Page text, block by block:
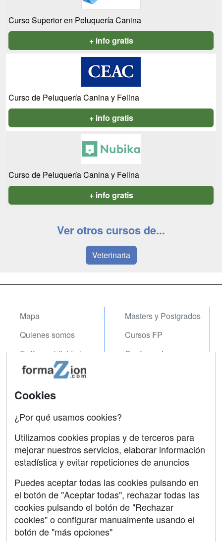
Curso Superior en Peluquería Canina
+ info gratis
Curso de Peluquería Canina y Felina
+ info gratis
Curso de Peluquería Canina y Felina
+ info gratis
Ver otros cursos de...
Veterinaria
Mapa
Quienes somos
Tarifas publicidad
Acceso Usuarios
Acceso Centros
Masters y Postgrados
Cursos FP
Conferencias
Contactar
Confidencialidad
Aviso legal
Copyleft
Cookies
¿Por qué usamos cookies?
Utilizamos cookies propias y de terceros para
mejorar nuestros servicios, elaborar información
estadística y evitar repeticiones de anuncios
Puedes aceptar todas las cookies pulsando en
el botón de "Aceptar todas", rechazar todas las
cookies pulsando el botón de "Rechazar
cookies" o configurar manualmente usando el
botón de "más opciones"